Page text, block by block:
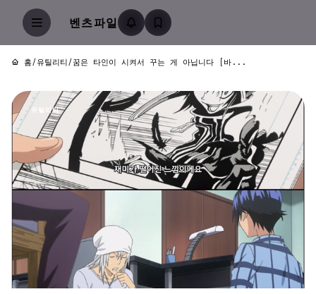
벤츠파일
홈/유틸리티/꿈은 타인이 시켜서 꾸는 게 아닙니다 [바...
유틸리티